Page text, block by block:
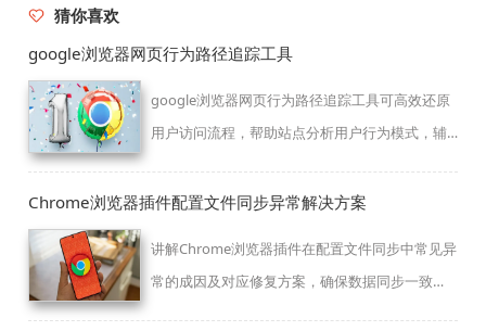
猜你喜欢
google浏览器网页行为路径追踪工具
google浏览器网页行为路径追踪工具可高效还原
用户访问流程，帮助站点分析用户行为模式，辅
Chrome浏览器插件配置文件同步异常解决方案
讲解Chrome浏览器插件在配置文件同步中常见异
常的成因及对应修复方案，确保数据同步一致